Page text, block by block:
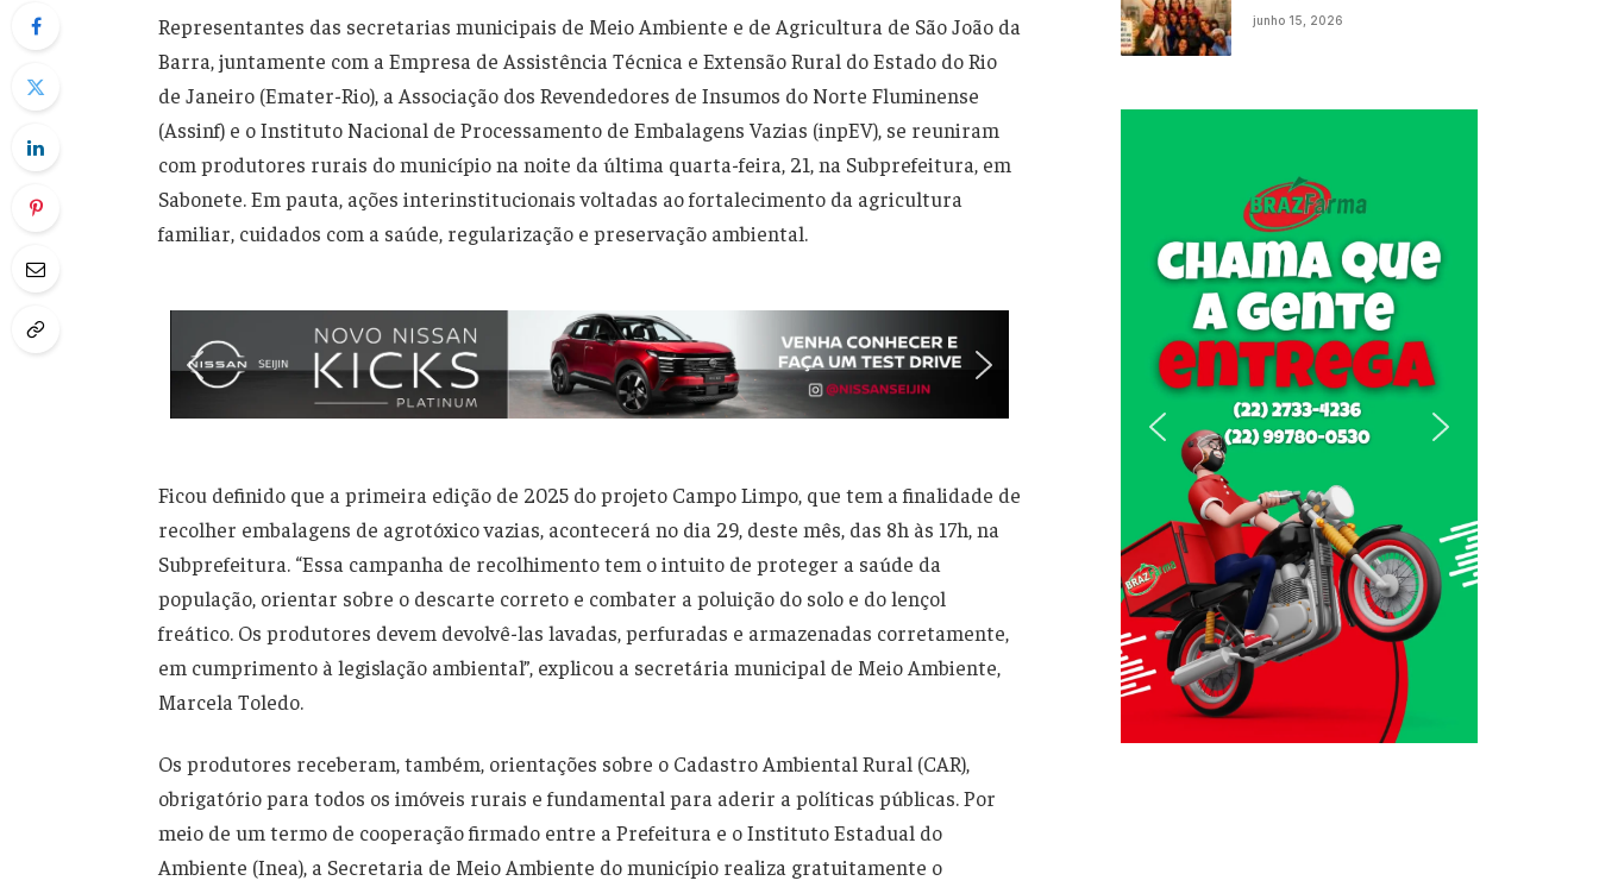
Representantes das secretarias municipais de Meio Ambiente e de Agricultura de São João da
Barra, juntamente com a Empresa de Assistência Técnica e Extensão Rural do Estado do Rio
de Janeiro (Emater-Rio), a Associação dos Revendedores de Insumos do Norte Fluminense
(Assinf) e o Instituto Nacional de Processamento de Embalagens Vazias (inpEV), se reuniram
com produtores rurais do município na noite da última quarta-feira, 21, na Subprefeitura, em
Sabonete. Em pauta, ações interinstitucionais voltadas ao fortalecimento da agricultura
familiar, cuidados com a saúde, regularização e preservação ambiental.
Ficou definido que a primeira edição de 2025 do projeto Campo Limpo, que tem a finalidade de
recolher embalagens de agrotóxico vazias, acontecerá no dia 29, deste mês, das 8h às 17h, na
Subprefeitura. “Essa campanha de recolhimento tem o intuito de proteger a saúde da
população, orientar sobre o descarte correto e combater a poluição do solo e do lençol
freático. Os produtores devem devolvê-las lavadas, perfuradas e armazenadas corretamente,
em cumprimento à legislação ambiental”, explicou a secretária municipal de Meio Ambiente,
Marcela Toledo.
Os produtores receberam, também, orientações sobre o Cadastro Ambiental Rural (CAR),
obrigatório para todos os imóveis rurais e fundamental para aderir a políticas públicas. Por
meio de um termo de cooperação firmado entre a Prefeitura e o Instituto Estadual do
Ambiente (Inea), a Secretaria de Meio Ambiente do município realiza gratuitamente o
da enfermagem levam
junho 15, 2026